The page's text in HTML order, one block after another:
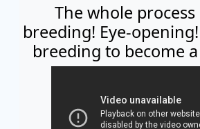
The whole
breeding! Eye-
breeding to become